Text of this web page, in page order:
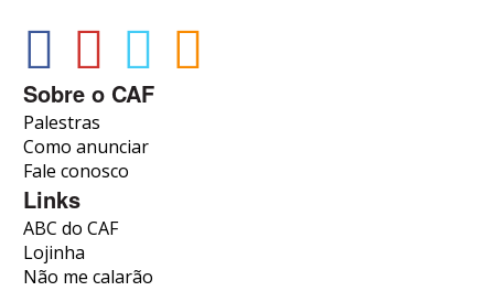
Sobre o CAF
Palestras
Como anunciar
Fale conosco
Links
ABC do CAF
Lojinha
Não me calarão